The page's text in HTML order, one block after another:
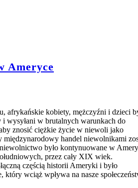
Ameryce
afrykańskie kobiety, mężczyźni i dzieci
wysyłani w brutalnych warunkach do
znosić ciężkie życie w niewoli jako
międzynarodowy handel niewolnikami
było kontynuowane w
przez cały XIX wiek.
częścią historii Ameryki i było
który wciąż wpływa na nasze